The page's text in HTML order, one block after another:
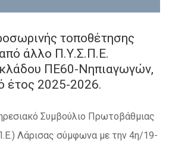
τοποθέτησης
άλλο Π.Υ.Σ.Π.Ε.
κλάδου ΠΕ60-Νηπιαγωγών,
έτος 2025-2026.
Συμβούλιο Πρωτοβάθμιας
Λάρισας σύμφωνα με την 4η/19-